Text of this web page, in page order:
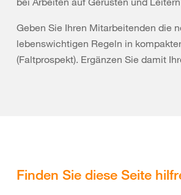
Geben Sie Ihren Mitarbeitenden die
lebenswichtigen Regeln in
(Faltprospekt). Ergänzen Sie damit
Finden Sie diese Seite